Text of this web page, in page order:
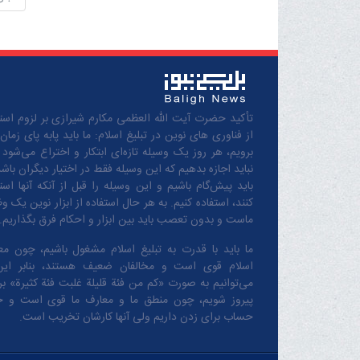
تأکید حضرت آیت الله العظمی مکارم شیرازی بر لزوم
از فناوری های نوین در تبلیغ اسلام: ما باید پابه پای
برویم، هر روز یک وسیله تازه‌ای ابتکار و اختراع
نباید اجازه بدهیم که این وسیله فقط در اختیار دیگران
باید پیش‌گام باشیم و این وسیله را قبل از آنکه آنها
کنند، استفاده کنیم. به هر حال استفاده از ابزار نوین یک
ماست و بدون تعصب باید بین ابزار و احکام فرق بگذاریم.
ما باید با قدرت به تبلیغ اسلام مشغول باشیم، چون
اسلام قوی است و مخالفان ضعیف هستند، بنابر
می‌توانیم به صورت «کم من فئة قلیلة غلبت فئة کثیرة» بر
پیروز شویم، چون منطق‌ ما و معارف ‌ما قوی است و
حساب برای زدن داریم ولی آنها کارشان تخریب است.